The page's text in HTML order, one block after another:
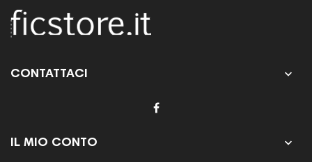
CONTATTACI 
IL MIO CONTO 